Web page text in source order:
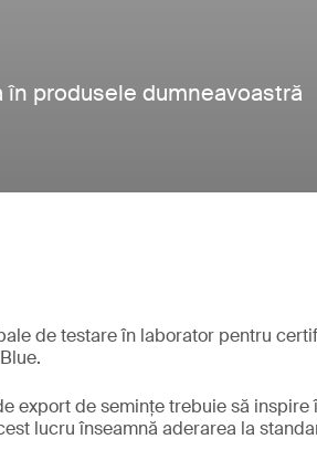
produsele dumneavoastră
de testare în laborator pentru
export de semințe trebuie să
lucru înseamnă aderarea la